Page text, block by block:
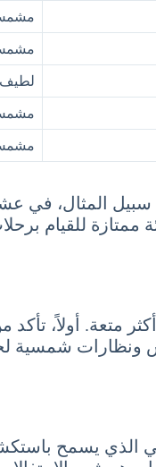
لطيف
المثال، في
للقيام
متعة. أولاً،
ونظارات شمسية
الذي يسمح